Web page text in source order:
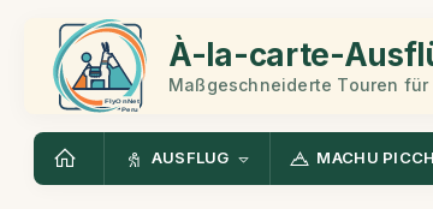
À-la-carte-
Maßgeschneiderte Touren für
AUSFLUG MACHU